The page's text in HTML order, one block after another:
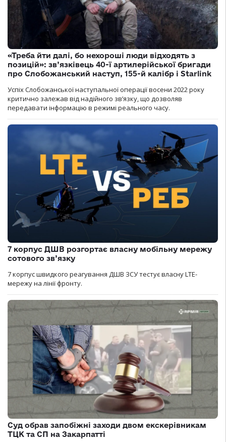
«Треба йти далі, бо нехороші люди відходять з
позицій»: зв’язківець 40-ї артилерійської бригади
про Слобожанський наступ, 155-й калібр і Starlink
Успіх Слобожанської наступальної операції восени 2022 року
критично залежав від надійного зв’язку, що дозволяв
передавати інформацію в режимі реального часу.
7 корпус ДШВ розгортає власну мобільну мережу
сотового зв’язку
7 корпус швидкого реагування ДШВ ЗСУ тестує власну LTE-
мережу на лінії фронту.
Суд обрав запобіжні заходи двом екскерівникам
ТЦК та СП на Закарпатті